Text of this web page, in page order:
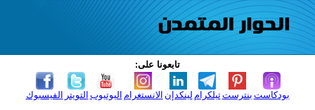
تابعونا على:
الفيسبوك التويتر اليوتيوب الانستغرام لينكدإن تيلكرامبنترست بودكاست